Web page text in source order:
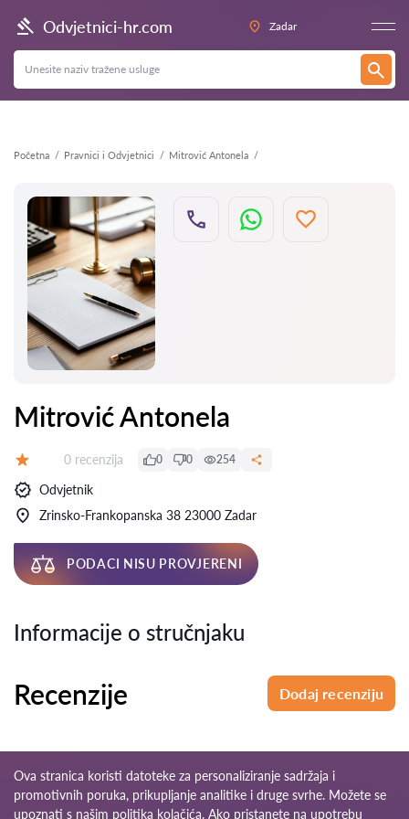
Odvjetnici-hr.com Zadar
Početna Pravnici i Odvjetnici Mitrović Antonela
Natrag
Mitrović Antonela
Recenzija:
0 recenzija 0 0 254
Odvjetnik
Zrinsko-Frankopanska 38 23000 Zadar
PODACI NISU PROVJERENI
Informacije o stručnjaku
Recenzije Dodaj recenziju
Ova stranica koristi datoteke za personaliziranje sadržaja i
promotivnih poruka, prikupljanje analitike i druge svrhe. Možete se
upoznati s našim politika kolačića. Ako pristanete na upotrebu